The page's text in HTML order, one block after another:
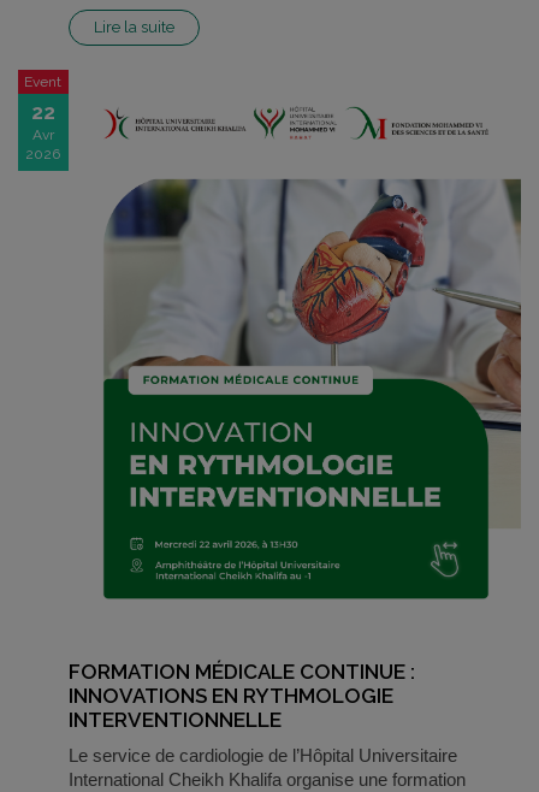
Lire la suite
Event
22
Avr
2026
FORMATION MÉDICALE CONTINUE :
INNOVATIONS EN RYTHMOLOGIE
INTERVENTIONNELLE
Le service de cardiologie de l’Hôpital Universitaire
International Cheikh Khalifa organise une formation